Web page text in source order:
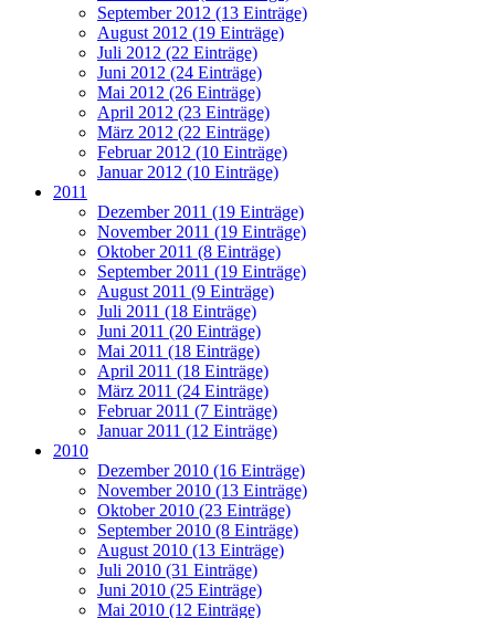
September 2012 (13 Einträge)
August 2012 (19 Einträge)
Juli 2012 (22 Einträge)
Juni 2012 (24 Einträge)
Mai 2012 (26 Einträge)
April 2012 (23 Einträge)
März 2012 (22 Einträge)
Februar 2012 (10 Einträge)
Januar 2012 (10 Einträge)
2011
Dezember 2011 (19 Einträge)
November 2011 (19 Einträge)
Oktober 2011 (8 Einträge)
September 2011 (19 Einträge)
August 2011 (9 Einträge)
Juli 2011 (18 Einträge)
Juni 2011 (20 Einträge)
Mai 2011 (18 Einträge)
April 2011 (18 Einträge)
März 2011 (24 Einträge)
Februar 2011 (7 Einträge)
Januar 2011 (12 Einträge)
2010
Dezember 2010 (16 Einträge)
November 2010 (13 Einträge)
Oktober 2010 (23 Einträge)
September 2010 (8 Einträge)
August 2010 (13 Einträge)
Juli 2010 (31 Einträge)
Juni 2010 (25 Einträge)
Mai 2010 (12 Einträge)